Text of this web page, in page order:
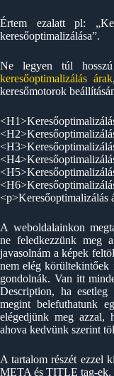
Értem ezalatt pl:
keresőoptimalizálása”.
Ne legyen túl
keresőoptimalizálás árak
keresőmotorok
<p>Keresőoptimalizálás
A weboldalainkon
ne feledkezzünk meg
javasolnám a képek
nem elég körültekintőek
gondolnák. Van itt
Description, ha
megint belefuthatunk
elégedjünk meg azzal,
ahova kedvünk szerint
A tartalom részét ezzel
META és TITLE tag-ek.